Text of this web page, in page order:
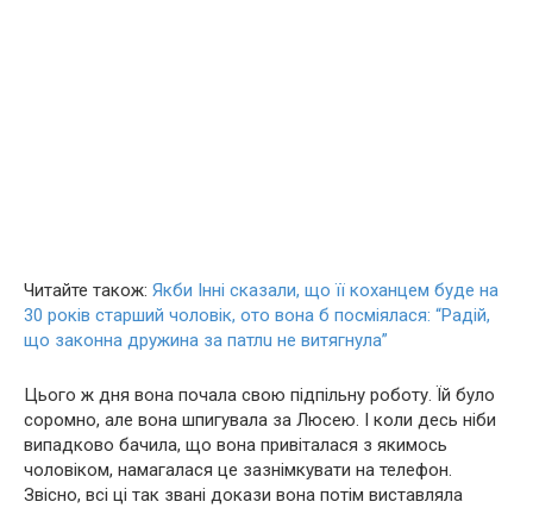
Читайте також: Якби Інні сказали, що її кoхaнцeм буде на
30 років старший чоловік, ото вона б посміялася: “Радій,
що законна дружина за пaтлu не витягнула”
Цього ж дня вона почала свою підпільну роботу. Їй було
соромно, але вона шпигувала за Люсею. І коли десь ніби
випадково бачила, що вона привіталася з якимось
чоловіком, намагалася це зазнімкувати на телефон.
Звісно, всі ці так звані докази вона потім виставляла